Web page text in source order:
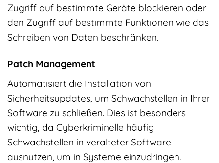
Zugriff auf bestimmte Geräte blockieren oder
den Zugriff auf bestimmte Funktionen wie das
Schreiben von Daten beschränken.
Patch Management
Automatisiert die Installation von
Sicherheitsupdates, um Schwachstellen in Ihrer
Software zu schließen. Dies ist besonders
wichtig, da Cyberkriminelle häufig
Schwachstellen in veralteter Software
ausnutzen, um in Systeme einzudringen.